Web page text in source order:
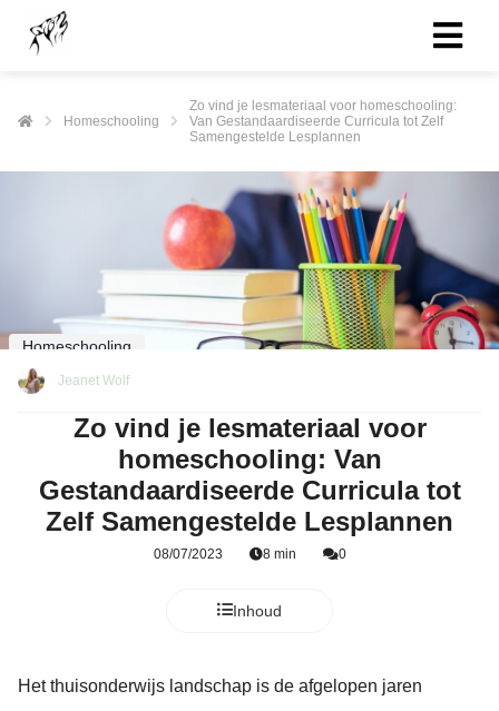
Homeschooling
Zo vind je lesmateriaal voor homeschooling:
Van Gestandaardiseerde Curricula tot Zelf
Samengestelde Lesplannen
Homeschooling
Jeanet Wolf
Zo vind je lesmateriaal voor
homeschooling: Van
Gestandaardiseerde Curricula tot
Zelf Samengestelde Lesplannen
08/07/2023 8 min 0
Inhoud
Het thuisonderwijs landschap is de afgelopen jaren